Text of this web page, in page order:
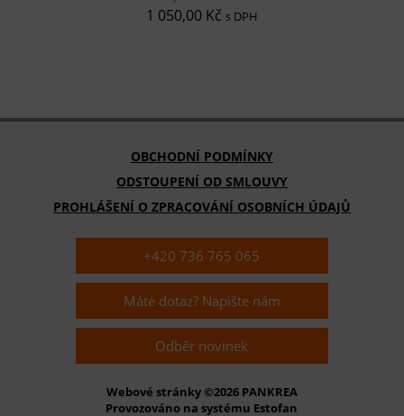
1 050,00 Kč s DPH
OBCHODNÍ PODMÍNKY
ODSTOUPENÍ OD SMLOUVY
PROHLÁŠENÍ O ZPRACOVÁNÍ OSOBNÍCH ÚDAJŮ
+420 736 765 065
Máte dotaz? Napište nám
Odběr novinek
Webové stránky ©2026 PANKREA
Provozováno na systému Estofan